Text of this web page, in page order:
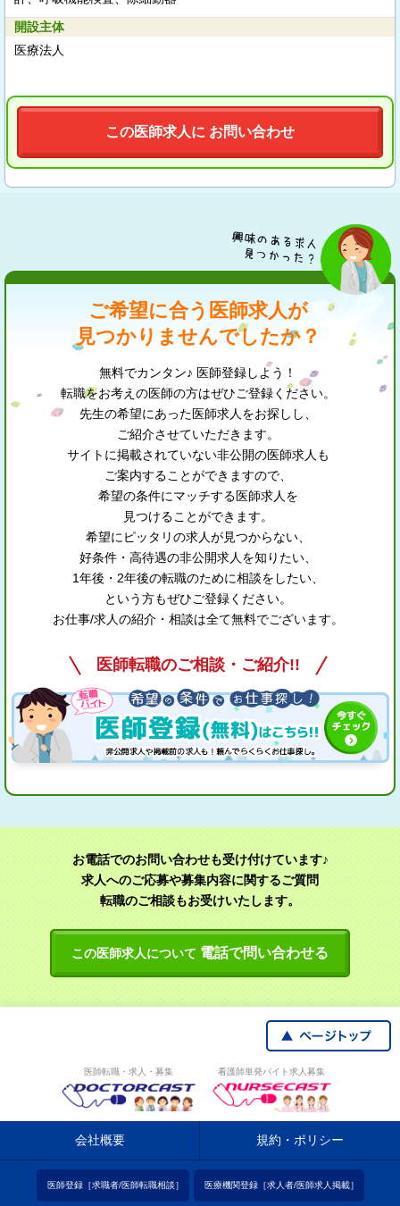
開設主体
医療法人
この医師求人に お問い合わせ
ご希望に合う医師求人が
見つかりませんでしたか？
無料でカンタン♪ 医師登録しよう！
転職をお考えの医師の方はぜひご登録ください。
先生の希望にあった医師求人をお探しし、
ご紹介させていただきます。
サイトに掲載されていない非公開の医師求人も
ご案内することができますので、
希望の条件にマッチする医師求人を
見つけることができます。
希望にピッタリの求人が見つからない、
好条件・高待遇の非公開求人を知りたい、
1年後・2年後の転職のために相談をしたい、
という方もぜひご登録ください。
お仕事/求人の紹介・相談は全て無料でございます。
医師転職のご相談・ご紹介!!
お電話でのお問い合わせも受け付けています♪
求人へのご応募や募集内容に関するご質問
転職のご相談もお受けいたします。
この医師求人について 電話で問い合わせる
医師転職・求人・募集 看護師単発バイト求人募集
会社概要 規約・ポリシー
医師登録［求職者/医師転職相談］ 医療機関登録［求人者/医師求人掲載］